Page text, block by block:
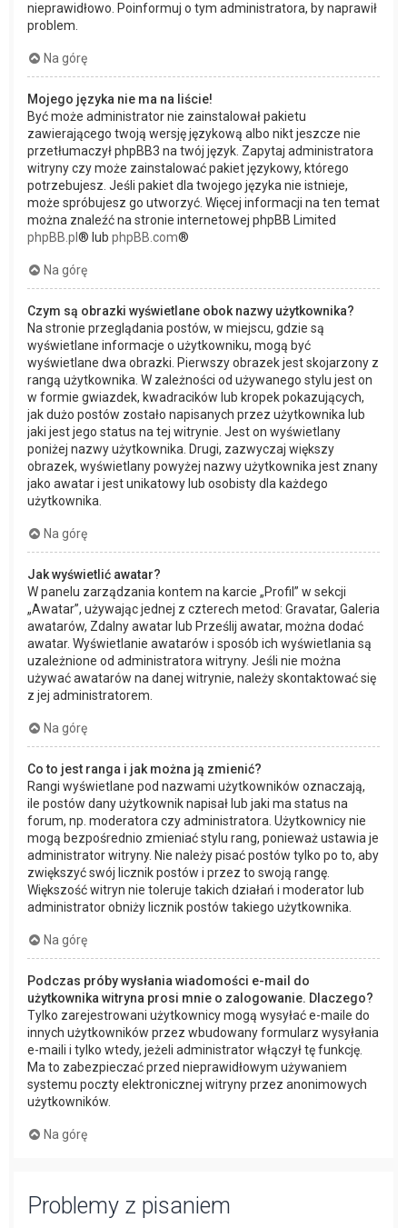
nieprawidłowo. Poinformuj o tym administratora, by naprawił
problem.
Na górę
Mojego języka nie ma na liście!
Być może administrator nie zainstalował pakietu
zawierającego twoją wersję językową albo nikt jeszcze nie
przetłumaczył phpBB3 na twój język. Zapytaj administratora
witryny czy może zainstalować pakiet językowy, którego
potrzebujesz. Jeśli pakiet dla twojego języka nie istnieje,
może spróbujesz go utworzyć. Więcej informacji na ten temat
można znaleźć na stronie internetowej phpBB Limited
phpBB.pl ® lub phpBB.com®
Na górę
Czym są obrazki wyświetlane obok nazwy użytkownika?
Na stronie przeglądania postów, w miejscu, gdzie są
wyświetlane informacje o użytkowniku, mogą być
wyświetlane dwa obrazki. Pierwszy obrazek jest skojarzony z
rangą użytkownika. W zależności od używanego stylu jest on
w formie gwiazdek, kwadracików lub kropek pokazujących,
jak dużo postów zostało napisanych przez użytkownika lub
jaki jest jego status na tej witrynie. Jest on wyświetlany
poniżej nazwy użytkownika. Drugi, zazwyczaj większy
obrazek, wyświetlany powyżej nazwy użytkownika jest znany
jako awatar i jest unikatowy lub osobisty dla każdego
użytkownika.
Na górę
Jak wyświetlić awatar?
W panelu zarządzania kontem na karcie „Profil” w sekcji
„Awatar”, używając jednej z czterech metod: Gravatar, Galeria
awatarów, Zdalny awatar lub Prześlij awatar, można dodać
awatar. Wyświetlanie awatarów i sposób ich wyświetlania są
uzależnione od administratora witryny. Jeśli nie można
używać awatarów na danej witrynie, należy skontaktować się
z jej administratorem.
Na górę
Co to jest ranga i jak można ją zmienić?
Rangi wyświetlane pod nazwami użytkowników oznaczają,
ile postów dany użytkownik napisał lub jaki ma status na
forum, np. moderatora czy administratora. Użytkownicy nie
mogą bezpośrednio zmieniać stylu rang, ponieważ ustawia je
administrator witryny. Nie należy pisać postów tylko po to, aby
zwiększyć swój licznik postów i przez to swoją rangę.
Większość witryn nie toleruje takich działań i moderator lub
administrator obniży licznik postów takiego użytkownika.
Na górę
Podczas próby wysłania wiadomości e-mail do
użytkownika witryna prosi mnie o zalogowanie. Dlaczego?
Tylko zarejestrowani użytkownicy mogą wysyłać e-maile do
innych użytkowników przez wbudowany formularz wysyłania
e-maili i tylko wtedy, jeżeli administrator włączył tę funkcję.
Ma to zabezpieczać przed nieprawidłowym używaniem
systemu poczty elektronicznej witryny przez anonimowych
użytkowników.
Na górę
Problemy z pisaniem